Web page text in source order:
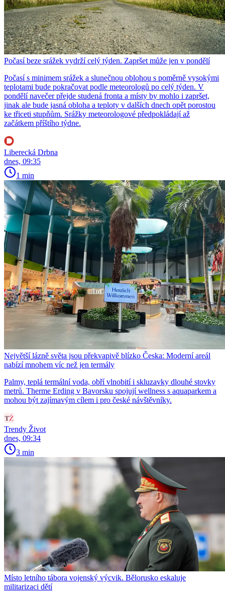
Počasí beze srážek vydrží celý týden. Zapršet může jen v pondělí
Počasí s minimem srážek a slunečnou oblohou s poměrně vysokými
teplotami bude pokračovat podle meteorologů po celý týden. V
pondělí navečer přejde studená fronta a místy by mohlo i zapršet,
jinak ale bude jasná obloha a teploty v dalších dnech opět porostou
ke třiceti stupňům. Srážky meteorologové předpokládají až
začátkem příštího týdne.
Liberecká Drbna
dnes, 09:35
1 min
Největší lázně světa jsou překvapivě blízko Česka: Moderní areál
nabízí mnohem víc než jen termály
Palmy, teplá termální voda, obří vlnobití i skluzavky dlouhé stovky
metrů. Therme Erding v Bavorsku spojují wellness s aquaparkem a
mohou být zajímavým cílem i pro české návštěvníky.
Trendy Život
dnes, 09:34
3 min
Místo letního tábora vojenský výcvik. Bělorusko eskaluje
militarizaci dětí